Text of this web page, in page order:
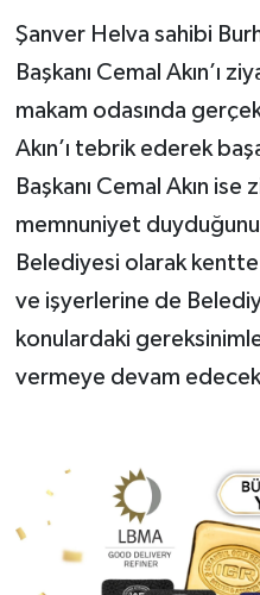
Şanver Helva sahibi
Başkanı Cemal Akın’ı
makam odasında
Akın’ı tebrik ederek
Başkanı Cemal Akın
memnuniyet
Belediyesi olarak
ve işyerlerine de
konulardaki
vermeye devam